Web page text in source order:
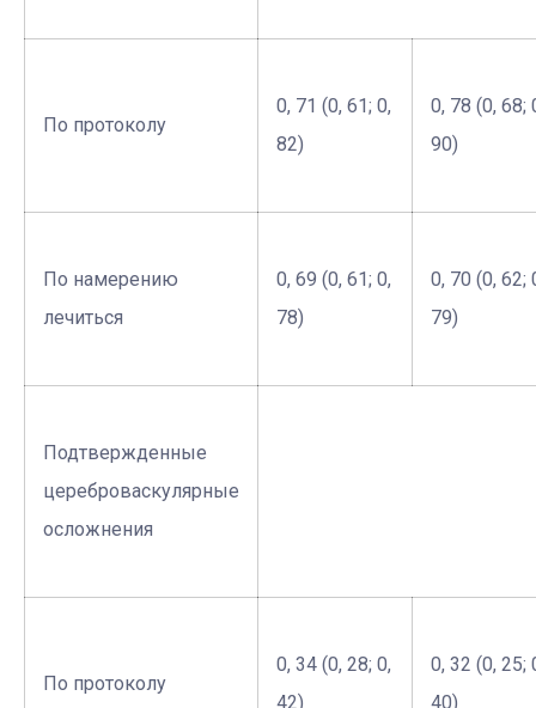
По протоколу
0, 71 (0, 61; 0,
82)
0, 78 (0, 68;
90)
По намерению
лечиться
0, 69 (0, 61; 0,
78)
0, 70 (0, 62;
79)
Подтвержденные
цереброваскулярные
осложнения
По протоколу
0, 34 (0, 28; 0,
42)
0, 32 (0, 25;
40)